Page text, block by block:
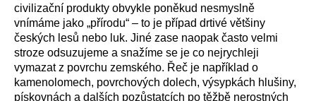
civilizační produkty obvykle poněkud nesmyslně
vnímáme jako „přírodu“ – to je případ drtivé většiny
českých lesů nebo luk. Jiné zase naopak často velmi
stroze odsuzujeme a snažíme se je co nejrychleji
vymazat z povrchu zemského. Řeč je například o
kamenolomech, povrchových dolech, výsypkách hlušiny,
pískovnách a dalších pozůstatcích po těžbě nerostných